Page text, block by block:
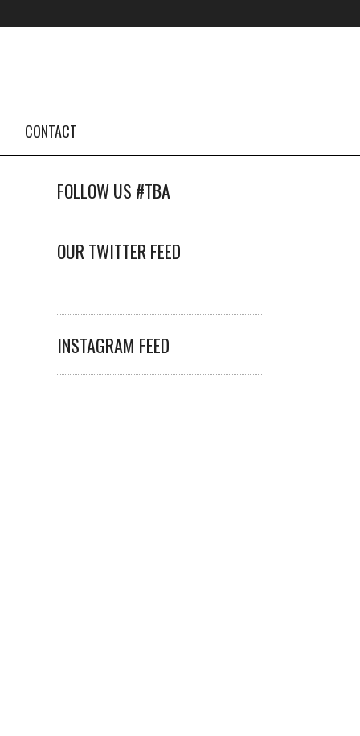
CONTACT
FOLLOW US #TBA
OUR TWITTER FEED
INSTAGRAM FEED